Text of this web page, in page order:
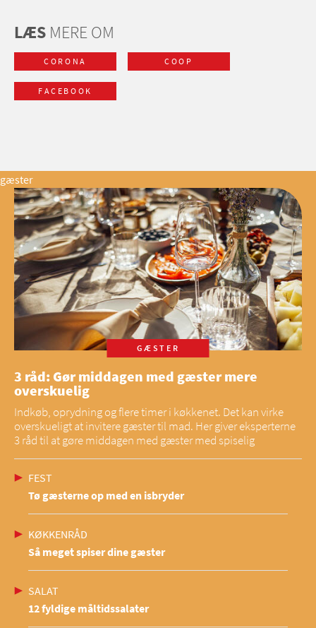
LÆS MERE OM
CORONA COOP
FACEBOOK
gæster
GÆSTER
3 råd: Gør middagen med gæster mere
overskuelig
Indkøb, oprydning og flere timer i køkkenet. Det kan virke
overskueligt at invitere gæster til mad. Her giver eksperterne
3 råd til at gøre middagen med gæster med spiselig
FEST
Tø gæsterne op med en isbryder
KØKKENRÅD
Så meget spiser dine gæster
SALAT
12 fyldige måltidssalater